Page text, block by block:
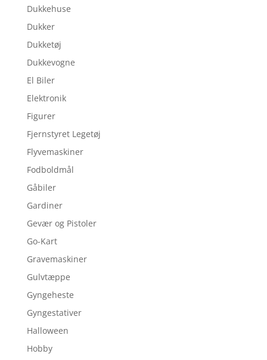
Dukkehuse
Dukker
Dukketøj
Dukkevogne
El Biler
Elektronik
Figurer
Fjernstyret Legetøj
Flyvemaskiner
Fodboldmål
Gåbiler
Gardiner
Gevær og Pistoler
Go-Kart
Gravemaskiner
Gulvtæppe
Gyngeheste
Gyngestativer
Halloween
Hobby